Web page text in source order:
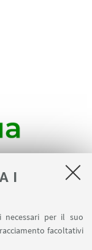
I
necessari per il suo
facoltativi
colonna
le città. I
impiegata per